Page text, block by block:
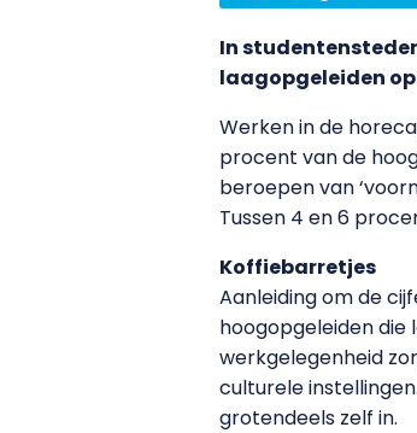
In
laagopgeleiden
Werken in de
procent van de
beroepen van
Tussen 4 en 6
Koffiebarretjes
Aanleiding om de
hoogopgeleiden
werkgelegenheid
culturele
grotendeels zelf in.